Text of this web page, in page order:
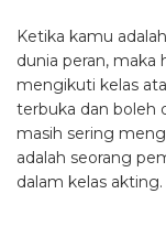
Ketika kamu
dunia peran, maka
mengikuti kelas
terbuka dan boleh
masih sering
adalah seorang
dalam kelas akting.